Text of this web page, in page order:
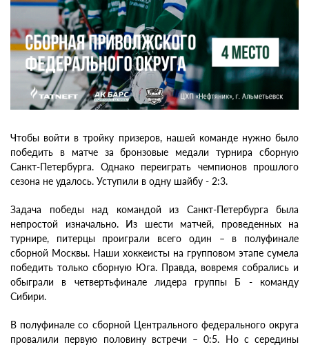
Чтобы войти в тройку призеров, нашей команде нужно было
победить в матче за бронзовые медали турнира сборную
Санкт-Петербурга. Однако переиграть чемпионов прошлого
сезона не удалось. Уступили в одну шайбу - 2:3.
Задача победы над командой из Санкт-Петербурга была
непростой изначально. Из шести матчей, проведенных на
турнире, питерцы проиграли всего один – в полуфинале
сборной Москвы. Наши хоккеисты на групповом этапе сумела
победить только сборную Юга. Правда, вовремя собрались и
обыграли в четвертьфинале лидера группы Б - команду
Сибири.
В полуфинале со сборной Центрального федерального округа
провалили первую половину встречи – 0:5. Но с середины